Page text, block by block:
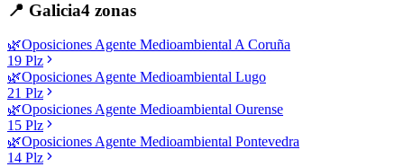
📍 Galicia4 zonas
🌿Oposiciones Agente Medioambiental A Coruña
19 Plz
🌿Oposiciones Agente Medioambiental Lugo
21 Plz
🌿Oposiciones Agente Medioambiental Ourense
15 Plz
🌿Oposiciones Agente Medioambiental Pontevedra
14 Plz